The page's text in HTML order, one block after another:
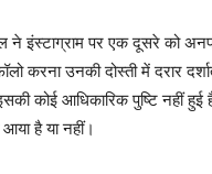
पर एक दूसरे को
करना उनकी दोस्ती में दरार
कोई आधिकारिक पुष्टि
है या नहीं।